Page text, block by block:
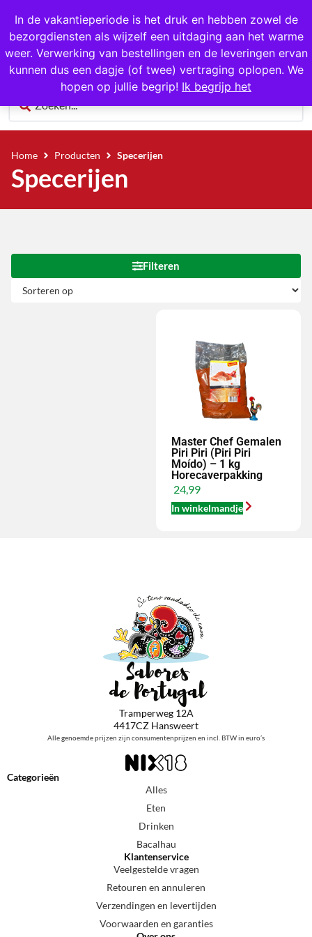
In de vakantieperiode is het druk en hebben zowel de
bezorgdiensten als wijzelf een uitdaging aan het warme
weer. Verwerking van bestellingen en de leveringen ervan
kunnen dus een dagje (of twee) vertraging oplopen. We
hopen op jullie begrip! Ik begrijp het
0
Home Producten Specerijen
Specerijen
Filteren
Master Chef Gemalen
Piri Piri (Piri Piri
Moído) – 1 kg
Horecaverpakking
24,99
In winkelmandje
Tramperweg 12A
4417CZ Hansweert
Alle genoemde prijzen zijn consumentenprijzen en incl. BTW in euro’s
Categorieën
Alles
Eten
Drinken
Bacalhau
Klantenservice
Veelgestelde vragen
Retouren en annuleren
Verzendingen en levertijden
Voorwaarden en garanties